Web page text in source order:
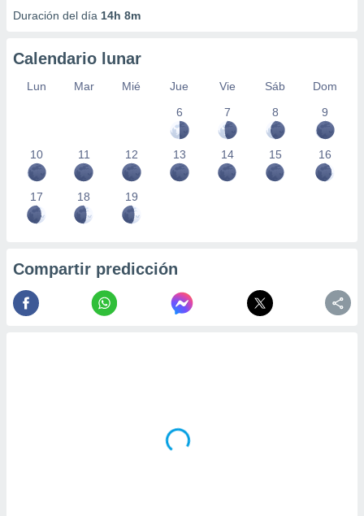
Duración del día 14h 8m
Calendario lunar
Lun Mar Mié Jue Vie Sáb
Dom
6
7 8 9
10 11 12 13 14 15 16
17 18 19
Compartir predicción